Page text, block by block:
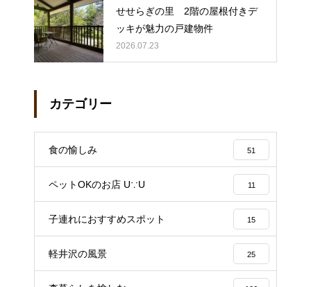
せせらぎの里 2階の屋根付きデ
ッキが魅力の戸建物件
2026.07.23
カテゴリー
食の愉しみ 51
ペットOKのお店 U∵U 11
子連れにおすすめスポット 15
軽井沢の風景 25